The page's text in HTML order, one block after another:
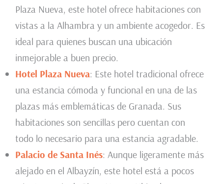
Plaza Nueva, este hotel ofrece habitaciones con
vistas a la Alhambra y un ambiente acogedor. Es
ideal para quienes buscan una ubicación
inmejorable a buen precio.
Hotel Plaza Nueva: Este hotel tradicional ofrece
una estancia cómoda y funcional en una de las
plazas más emblemáticas de Granada. Sus
habitaciones son sencillas pero cuentan con
todo lo necesario para una estancia agradable.
Palacio de Santa Inés: Aunque ligeramente más
alejado en el Albayzín, este hotel está a pocos